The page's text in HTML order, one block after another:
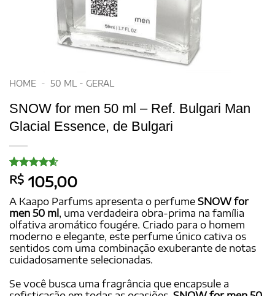
HOME - 50 ML - GERAL
SNOW for men 50 ml – Ref. Bulgari Man
Glacial Essence, de Bulgari
Avaliado
como4.6
de 5, com
baseado
em
15
avaliações
de clientes
R$ 105,00
A Kaapo Parfums apresenta o perfume SNOW for
men 50 ml, uma verdadeira obra-prima na família
olfativa aromático fougére. Criado para o homem
moderno e elegante, este perfume único cativa os
sentidos com uma combinação exuberante de notas
cuidadosamente selecionadas.
Se você busca uma fragrância que encapsule a